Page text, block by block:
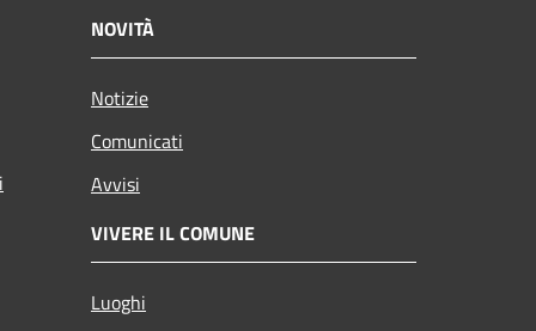
NOVITÀ
Notizie
Comunicati
Avvisi
VIVERE IL COMUNE
Luoghi